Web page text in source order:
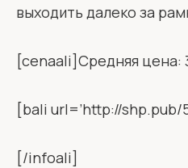
выходить далеко за
[cenaali]Средняя цена:
[bali url=’http://shp.pub/
[/infoali]